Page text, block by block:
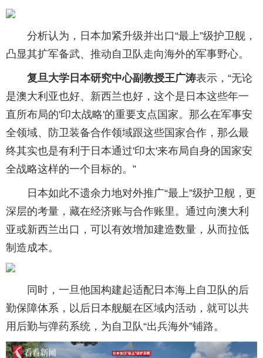
分析认为，日本加紧升级并出口“最上”级护卫舰，
凸显其扩军备武、推动自卫队走向海外的军事野心。
复旦大学日本研究中心副教授王广涛表示，“无论
是澳大利亚也好、新西兰也好，这个是日本这些年一
直所布局的'印太战略'的重要支点国家。那么在军事安
全领域、防卫装备合作领域跟这些国家合作，那么最
终其实也是有利于日本通过'印太'来布局自身的国家安
全战略这样的一个目标的。”
日本如此不遗余力地对外推广“最上”级护卫舰，更
深层的考量，藏在经济账与合作账里。通过向澳大利
亚或新西兰出口，可以有效增加建造数量，从而拉低
制造成本。
同时，一旦他国构建起适配日本海上自卫队的后
勤保障体系，以后日本舰艇在区域内活动，就可以共
用后勤与弹药系统，为自卫队“出兵海外”铺路。